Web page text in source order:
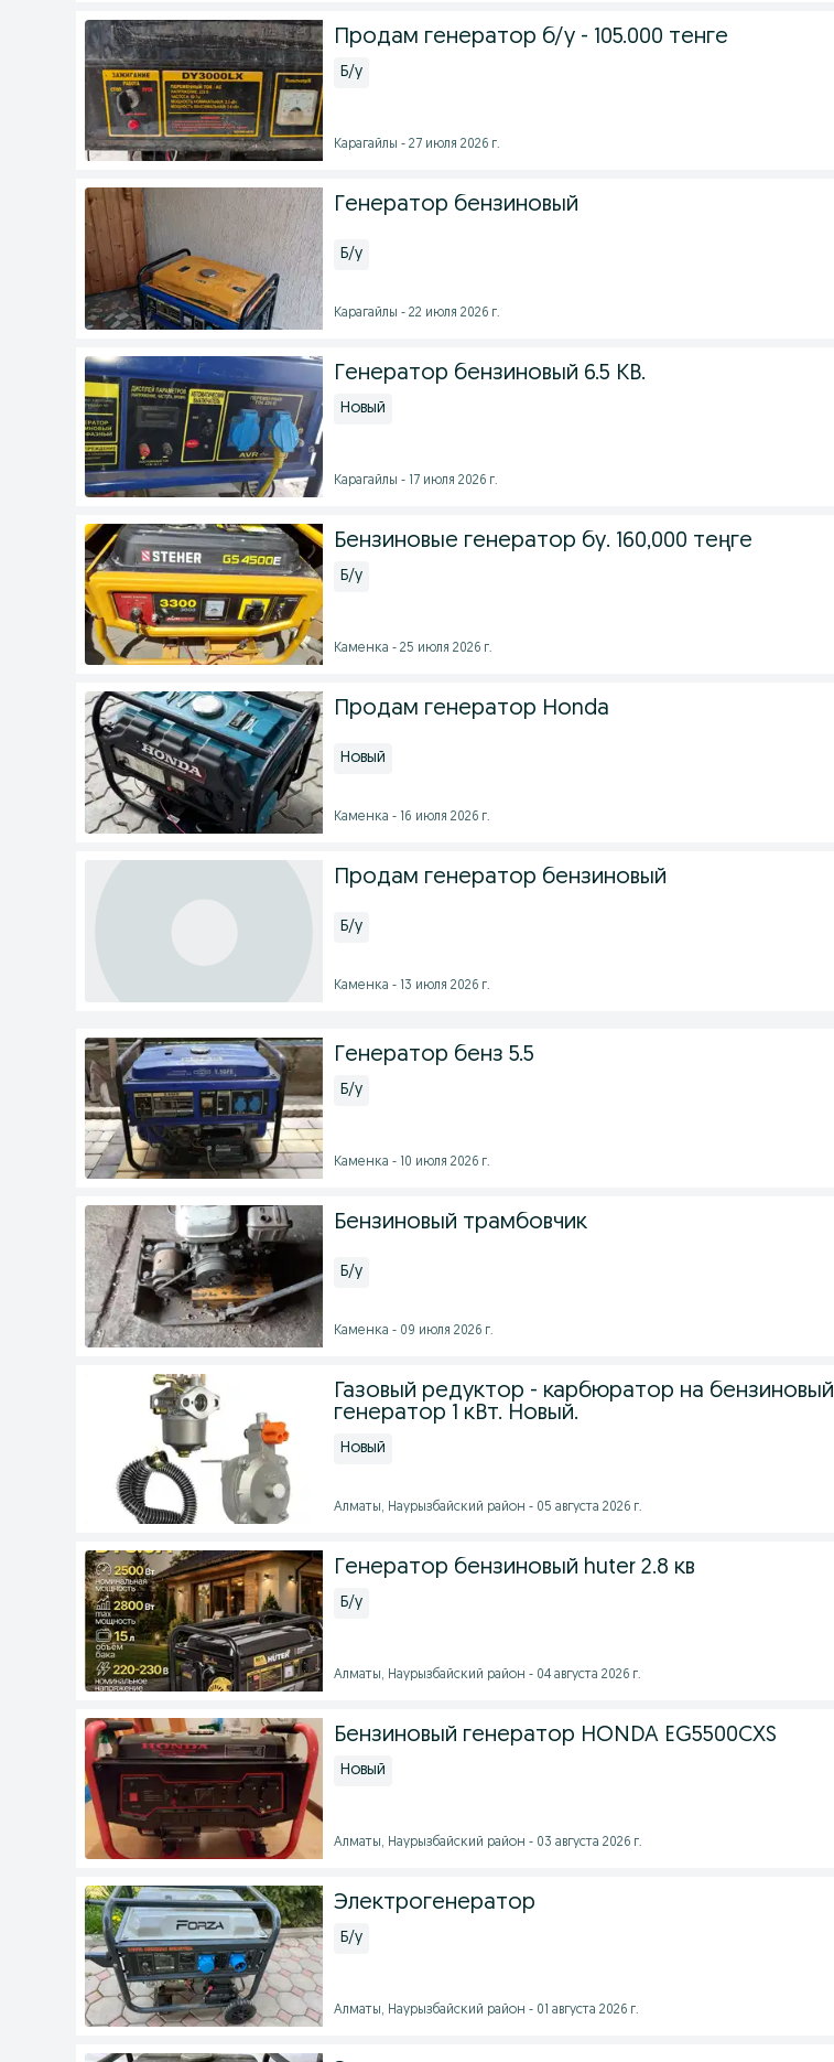
Продам генератор б/у - 105.000 тенге
Б/у
Карагайлы - 27 июля 2026 г.
Генератор бензиновый
Б/у
Карагайлы - 22 июля 2026 г.
Генератор бензиновый 6.5 КВ.
Новый
Карагайлы - 17 июля 2026 г.
Бензиновые генератор бу. 160,000 теңге
Б/у
Каменка - 25 июля 2026 г.
Продам генератор Honda
Новый
Каменка - 16 июля 2026 г.
Продам генератор бензиновый
Б/у
Каменка - 13 июля 2026 г.
Генератор бенз 5.5
Б/у
Каменка - 10 июля 2026 г.
Бензиновый трамбовчик
Б/у
Каменка - 09 июля 2026 г.
Газовый редуктор - карбюратор на бензиновый
генератор 1 кВт. Новый.
Новый
Алматы, Наурызбайский район - 05 августа 2026 г.
Генератор бензиновый huter 2.8 кв
Б/у
Алматы, Наурызбайский район - 04 августа 2026 г.
Бензиновый генератор HONDA EG5500CXS
Новый
Алматы, Наурызбайский район - 03 августа 2026 г.
Электрогенератор
Б/у
Алматы, Наурызбайский район - 01 августа 2026 г.